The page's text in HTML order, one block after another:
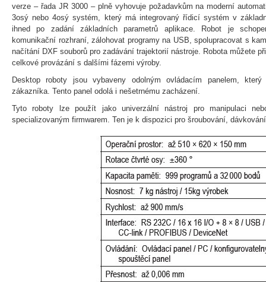
verze – řada JR 3000 – plně vyhovuje požadavkům na moderní
3osý nebo 4osý systém, který má integrovaný řídicí systém v
ihned po zadání základních parametrů aplikace. Robot je
komunikační rozhraní, zálohovat programy na USB, spolupracovat s
načítání DXF souborů pro zadávání trajektorií nástroje. Robota můžete
celkové provázání s dalšími fázemi výroby.
Desktop roboty jsou vybaveny odolným ovládacím panelem,
zákazníka. Tento panel odolá i nešetrnému zacházení.
Tyto roboty lze použít jako univerzální nástroj pro manipulaci
specializovaným firmwarem. Ten je k dispozici pro šroubování,